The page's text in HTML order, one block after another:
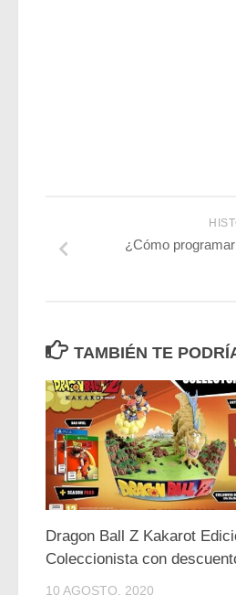
¿Cómo
TAMBIÉN TE
Dragon Ball Z Kakarot
Coleccionista con
10 AGOSTO, 2020